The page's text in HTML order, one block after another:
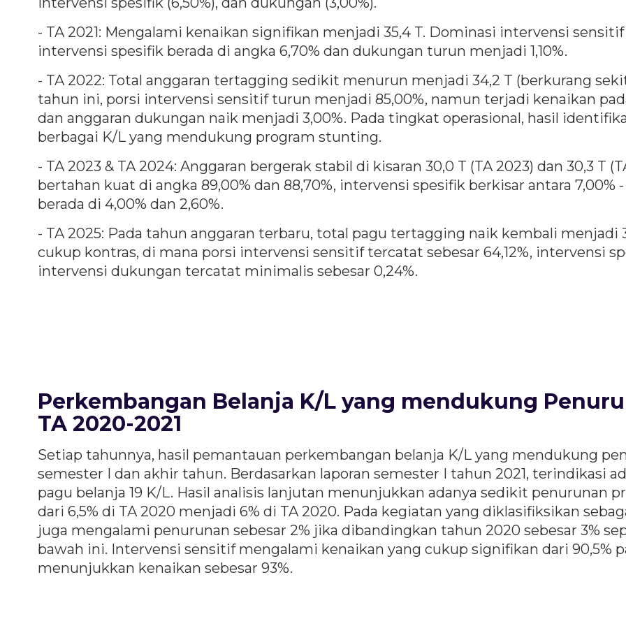
- TA 2021: Mengalami kenaikan signifikan menjadi 35,4 T. Dominasi intervensi
intervensi spesifik berada di angka 6,70% dan dukungan turun menjadi 1,10%.
- TA 2022: Total anggaran tertagging sedikit menurun menjadi 34,2 T (berkurang
tahun ini, porsi intervensi sensitif turun menjadi 85,00%, namun terjadi kenaikan
dan anggaran dukungan naik menjadi 3,00%. Pada tingkat operasional, hasil
berbagai K/L yang mendukung program stunting.
- TA 2023 & TA 2024: Anggaran bergerak stabil di kisaran 30,0 T (TA 2023) dan 30,3 T
bertahan kuat di angka 89,00% dan 88,70%, intervensi spesifik berkisar antara
berada di 4,00% dan 2,60%.
- TA 2025: Pada tahun anggaran terbaru, total pagu tertagging naik kembali menjadi
cukup kontras, di mana porsi intervensi sensitif tercatat sebesar 64,12%, intervensi
intervensi dukungan tercatat minimalis sebesar 0,24%.
Perkembangan Belanja K/L yang mendukung
TA 2020-2021
Setiap tahunnya, hasil pemantauan perkembangan belanja K/L yang mendukung
semester I dan akhir tahun. Berdasarkan laporan semester I tahun 2021, terindikasi
pagu belanja 19 K/L. Hasil analisis lanjutan menunjukkan adanya sedikit penurunan
dari 6,5% di TA 2020 menjadi 6% di TA 2020. Pada kegiatan yang diklasifiksikan
juga mengalami penurunan sebesar 2% jika dibandingkan tahun 2020 sebesar 3%
bawah ini. Intervensi sensitif mengalami kenaikan yang cukup signifikan dari 90,5%
menunjukkan kenaikan sebesar 93%.